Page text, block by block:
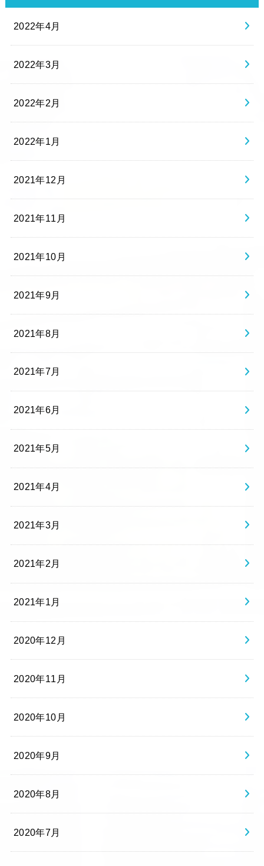
2022年4月
2022年3月
2022年2月
2022年1月
2021年12月
2021年11月
2021年10月
2021年9月
2021年8月
2021年7月
2021年6月
2021年5月
2021年4月
2021年3月
2021年2月
2021年1月
2020年12月
2020年11月
2020年10月
2020年9月
2020年8月
2020年7月